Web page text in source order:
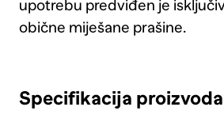
upotrebu predviđen je
obične miješane prašine.
Specifikacija proizvoda